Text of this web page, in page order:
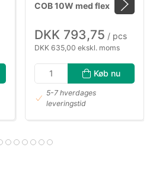
COB 10W med flex
DKK 793,75 / pcs
DKK 635,00 ekskl. moms
Køb nu
5-7 hverdages
leveringstid